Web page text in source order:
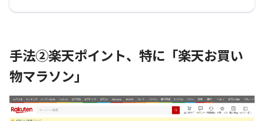
手法②楽天ポイント、特に「楽天お買い
物マラソン」